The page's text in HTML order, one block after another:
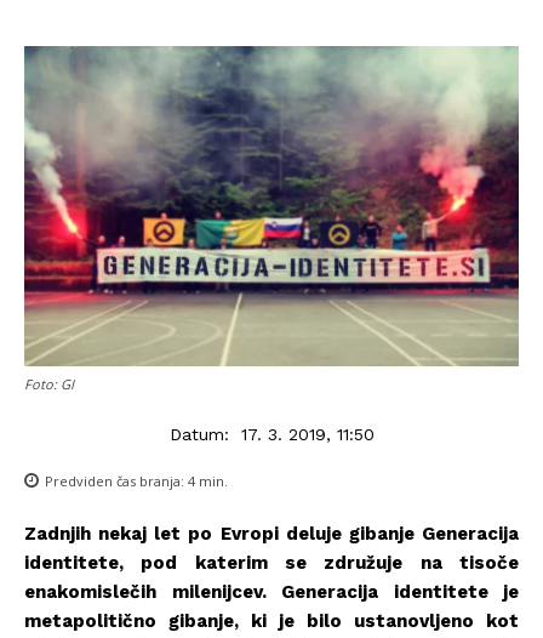
Foto: GI
Datum: 17. 3. 2019, 11:50
Predviden čas branja: 4 min.
Zadnjih nekaj let po Evropi deluje gibanje Generacija
identitete, pod katerim se združuje na tisoče
enakomislečih milenijcev. Generacija identitete je
metapolitično gibanje, ki je bilo ustanovljeno kot